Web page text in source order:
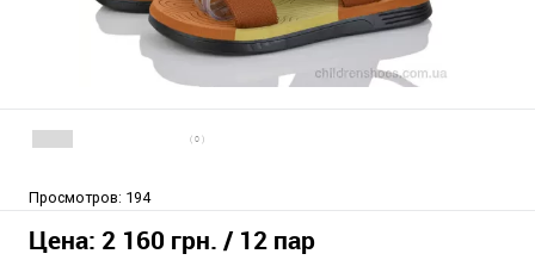
( 0 )
Просмотров: 194
Цена: 2 160 грн. / 12 пар